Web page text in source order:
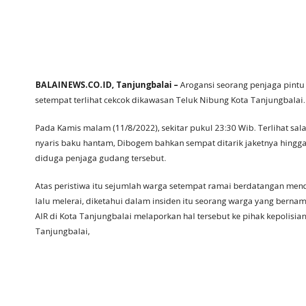
BALAINEWS.CO.ID, Tanjungbalai – Arogansi seorang penjaga
setempat terlihat cekcok dikawasan Teluk Nibung Kota Tanjungbalai.
Pada Kamis malam (11/8/2022), sekitar pukul 23:30 Wib. Terlihat
nyaris baku hantam, Dibogem bahkan sempat ditarik jaketnya
diduga penjaga gudang tersebut.
Atas peristiwa itu sejumlah warga setempat ramai berdatangan
lalu melerai, diketahui dalam insiden itu seorang warga yang
AIR di Kota Tanjungbalai melaporkan hal tersebut ke pihak
Tanjungbalai,